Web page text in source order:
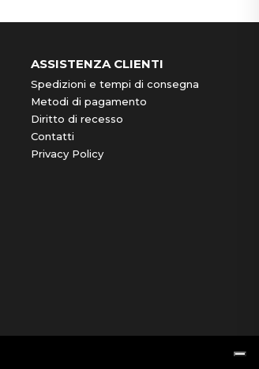
ASSISTENZA CLIENTI
Spedizioni e tempi di consegna
Metodi di pagamento
Diritto di recesso
Contatti
Privacy Policy